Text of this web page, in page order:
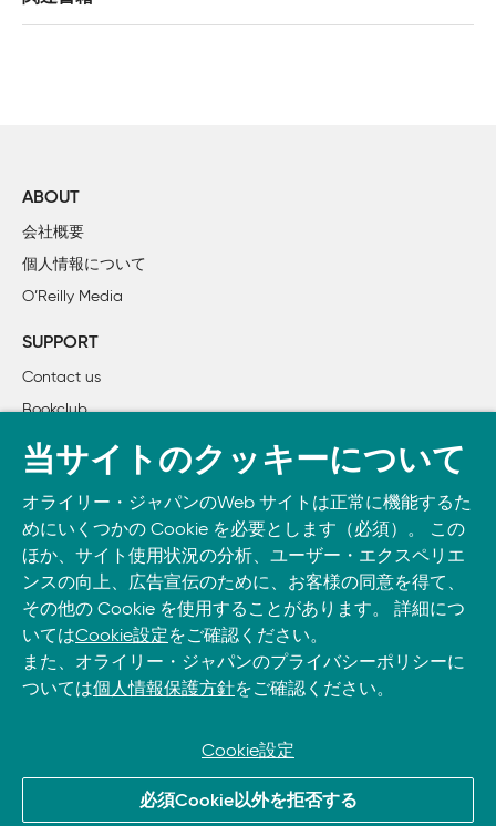
        1.1　JavaScriptをめぐる神話
        1.7　本書の構成
        1.8　JavaScriptの学習法について
2章      字句構造
        2.1　大文字と小文字
        2.4　コメント
        2.5　リテラル
        2.6　識別子
        2.7　予約語
3章      データ型と値
        3.1　数値
        3.2　文字列
        3.3　論理値
        3.4　関数
        3.5　オブジェクト
        3.6　配列
        3.8　未定義（Undefined）値
        3.9　Dateオブジェクト
        3.10　正規表現
ABOUT
会社概要
個人情報について
O’Reilly Media
SUPPORT
Contact us
Bookclub
書籍注文
Take O’Reilly with you and learn anywhere, anytime on your
phone
and tablet.
© 2026, O’Reilly Japan, Inc. oreilly.co.jpに掲載されているすべて
のトレードマークおよび登録商標は、それぞれの所有者に帰属し
当サイトのクッキーについて
オライリー・ジャパンのWeb サイトは正常に機能するた
めにいくつかの Cookie を必要とします（必須）。 この
ほか、サイト使用状況の分析、ユーザー・エクスペリエ
ンスの向上、広告宣伝のために、お客様の同意を得て、
その他の Cookie を使用することがあります。 詳細につ
いてはCookie設定をご確認ください。
また、オライリー・ジャパンのプライバシーポリシーに
ついては個人情報保護方針をご確認ください。
Cookie設定
必須Cookie以外を拒否する